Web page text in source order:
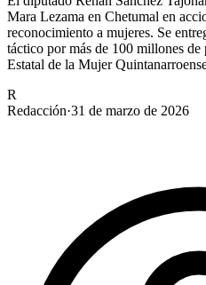
Mara Lezama en Chetumal en
reconocimiento a mujeres. Se
táctico por más de 100 millones
Estatal de la Mujer
R
Redacción·31 de marzo de 2026